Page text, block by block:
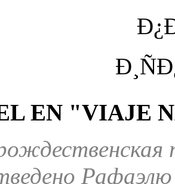
EN "VIAJE
Рафаэлю